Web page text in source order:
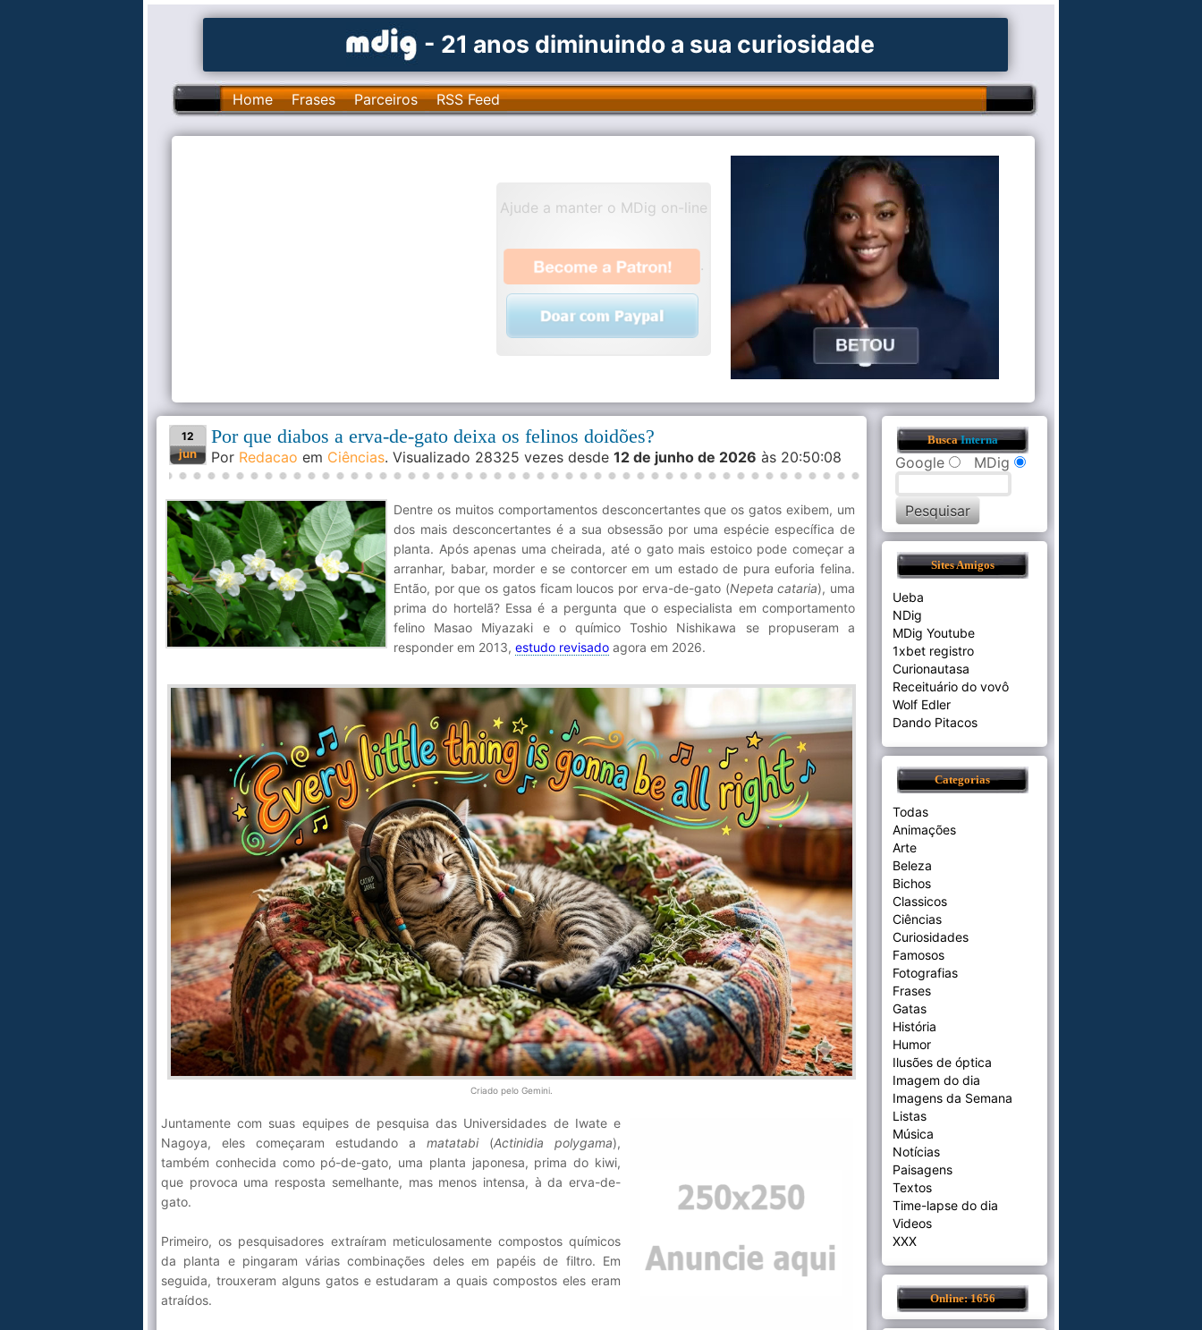
- 21 anos diminuindo a sua curiosidade
Home Frases Parceiros RSS Feed
Ajude a manter o MDig on-line
.
12
jun
Por que diabos a erva-de-gato deixa os felinos doidões?
Por Redacao em Ciências. Visualizado 28325 vezes desde 12 de junho de 2026 às 20:50:08
Dentre os muitos comportamentos desconcertantes que os gatos exibem, um
dos mais desconcertantes é a sua obsessão por uma espécie específica de
planta. Após apenas uma cheirada, até o gato mais estoico pode começar a
arranhar, babar, morder e se contorcer em um estado de pura euforia felina.
Então, por que os gatos ficam loucos por erva-de-gato (Nepeta cataria), uma
prima do hortelã? Essa é a pergunta que o especialista em comportamento
felino Masao Miyazaki e o químico Toshio Nishikawa se propuseram a
responder em 2013, estudo revisado agora em 2026.
Criado pelo Gemini.
Juntamente com suas equipes de pesquisa das Universidades de Iwate e
Nagoya, eles começaram estudando a matatabi(Actinidia polygama),
também conhecida como pó-de-gato, uma planta japonesa, prima do kiwi,
que provoca uma resposta semelhante, mas menos intensa, à da erva-de-
gato.
Primeiro, os pesquisadores extraíram meticulosamente compostos químicos
da planta e pingaram várias combinações deles em papéis de filtro. Em
seguida, trouxeram alguns gatos e estudaram a quais compostos eles eram
atraídos.
BuscaInterna
Google MDig
Sites Amigos
Ueba
NDig
MDig Youtube
1xbet registro
Curionautasa
Receituário do vovô
Wolf Edler
Dando Pitacos
Categorias
Todas
Animações
Arte
Beleza
Bichos
Classicos
Ciências
Curiosidades
Famosos
Fotografias
Frases
Gatas
História
Humor
Ilusões de óptica
Imagem do dia
Imagens da Semana
Listas
Música
Notícias
Paisagens
Textos
Time-lapse do dia
Videos
XXX
Online: 1656